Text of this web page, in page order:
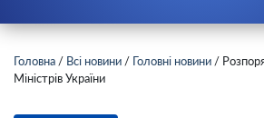
Головна / Всі новини / Головні новини /
Міністрів України